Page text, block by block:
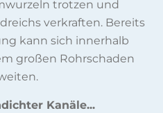
trotzen und
verkraften. Bereits
kann sich innerhalb
großen Rohrschaden
Kanäle...